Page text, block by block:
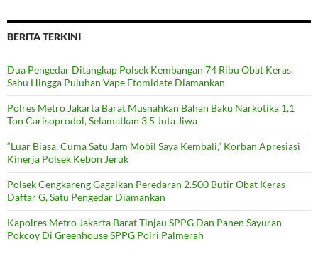
BERITA TERKINI
Dua Pengedar Ditangkap Polsek Kembangan 74 Ribu Obat Keras,
Sabu Hingga Puluhan Vape Etomidate Diamankan
Polres Metro Jakarta Barat Musnahkan Bahan Baku Narkotika 1,1
Ton Carisoprodol, Selamatkan 3,5 Juta Jiwa
“Luar Biasa, Cuma Satu Jam Mobil Saya Kembali,” Korban Apresiasi
Kinerja Polsek Kebon Jeruk
Polsek Cengkareng Gagalkan Peredaran 2.500 Butir Obat Keras
Daftar G, Satu Pengedar Diamankan
Kapolres Metro Jakarta Barat Tinjau SPPG Dan Panen Sayuran
Pokcoy Di Greenhouse SPPG Polri Palmerah